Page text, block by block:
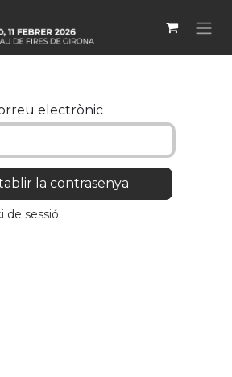
electrònic
la contrasenya
de sessió